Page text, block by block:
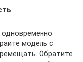
модель с
Обратите